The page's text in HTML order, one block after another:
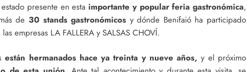
presente en esta importante y popular feria gastronómica,
de 30 stands gastronómicos y dónde Benifaió ha participado
empresas LA FALLERA y SALSAS CHOVÍ.
están hermanados hace ya treinta y nueve años, y el próximo